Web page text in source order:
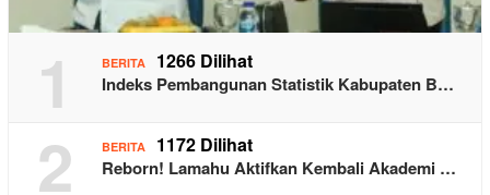
1 BERITA 1266 Dilihat
Indeks Pembangunan Statistik Kabupaten B…
2 BERITA 1172 Dilihat
Reborn! Lamahu Aktifkan Kembali Akademi …